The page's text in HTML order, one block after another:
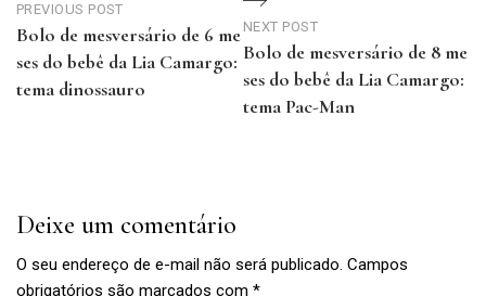
de
Post
PREVIOUS POST
Bolo de mesversário de 6 me
ses do bebê da Lia Camargo:
tema dinossauro
NEXT POST
Bolo de mesversário de 8 me
ses do bebê da Lia Camargo:
tema Pac-Man
Deixe um comentário
O seu endereço de e-mail não será publicado. Campos
obrigatórios são marcados com *